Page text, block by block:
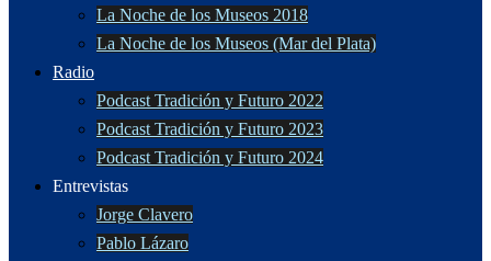
La Noche de los Museos 2018
La Noche de los Museos (Mar del Plata)
Radio
Podcast Tradición y Futuro 2022
Podcast Tradición y Futuro 2023
Podcast Tradición y Futuro 2024
Entrevistas
Jorge Clavero
Pablo Lázaro